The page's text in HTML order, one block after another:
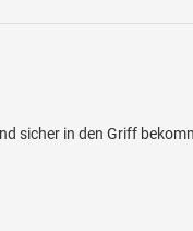
sicher in den Griff